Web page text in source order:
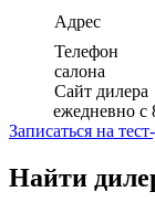
Адрес
Телефон
салона
Сайт дилера
ежедневно с
Записаться на
Найти